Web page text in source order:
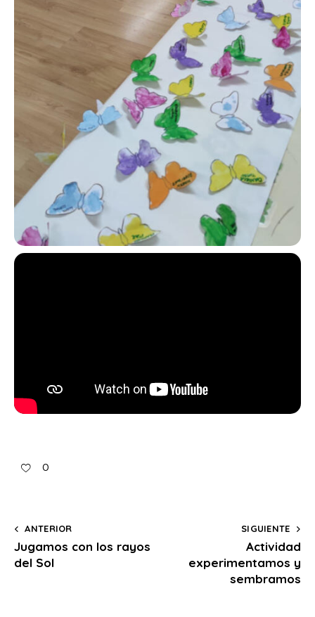
0
ANTERIOR
Jugamos con los rayos
del Sol
SIGUIENTE
Actividad
experimentamos y
sembramos